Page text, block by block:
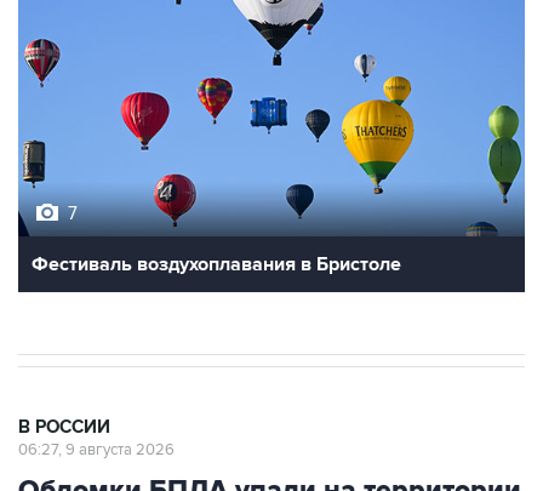
Фестиваль воздухоплавания в Бристоле
Обломки БПЛА упали на территории
двух предприятий в Новороссийске